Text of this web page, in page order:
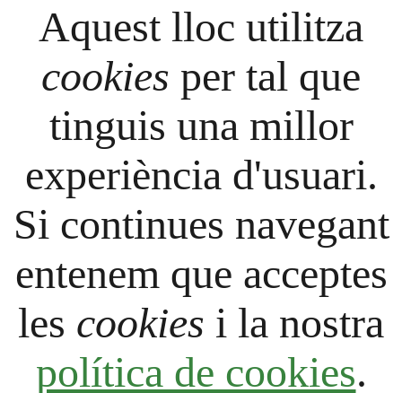
Aquest lloc utilitza
cookies per tal que
tinguis una millor
experiència d'usuari.
Si continues navegant
entenem que acceptes
les cookies i la nostra
política de cookies.